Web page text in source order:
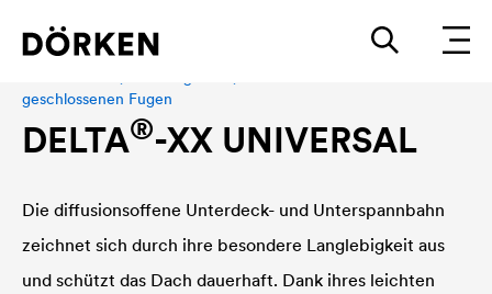
geschlossenen Fugen
DELTA®-XX UNIVERSAL
Die diffusionsoffene Unterdeck- und Unterspannbahn
zeichnet sich durch ihre besondere Langlebigkeit aus
und schützt das Dach dauerhaft. Dank ihres leichten